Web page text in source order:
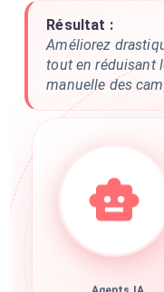
Résultat :
Améliorez
tout en réduisant
manuelle des